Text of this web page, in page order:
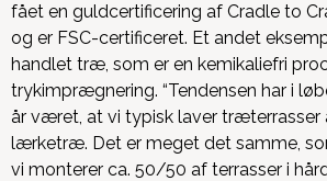
fået en guldcertificering af Cradle to
og er FSC-certificeret. Et andet
handlet træ, som er en kemikaliefri
trykimprægnering. “Tendensen har i
år været, at vi typisk laver
lærketræ. Det er meget det samme,
vi monterer ca. 50/50 af terrasser i